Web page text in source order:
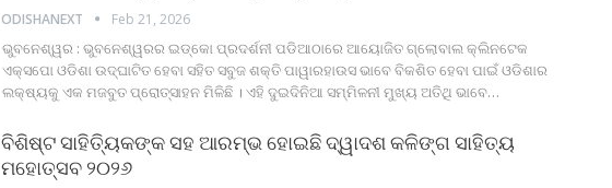
ODISHANEXT Feb 21, 2026
ଭୁବନେଶ୍ୱର : ଭୁବନେଶ୍ୱରର ଇଡ୍‌କୋ ପ୍ରଦର୍ଶନୀ ପଡିଆଠାରେ ଆୟୋଜିତ ଗ୍ଲୋବାଲ କ୍ଲିନଟେକ
ଏକ୍ସପୋ ଓଡିଶା ଉଦ୍‌ଘାଟିତ ହେବା ସହିତ ସବୁଜ ଶକ୍ତି ପାୱାରହାଉସ ଭାବେ ବିକଶିତ ହେବା ପାଇଁ ଓଡିଶାର
ଲକ୍ଷ୍ୟକୁ ଏକ ମଜବୁତ ପ୍ରୋତ୍ସାହନ ମିଳିଛି । ଏହି ଦୁଇଦିନିଆ ସମ୍ମିଳନୀ ମୁଖ୍ୟ ଅତିଥି ଭାବେ…
ବିଶିଷ୍ଟ ସାହିତ୍ୟିକଙ୍କ ସହ ଆରମ୍ଭ ହୋଇଛି ଦ୍ୱାଦଶ କଳିଙ୍ଗ ସାହିତ୍ୟ
ମହୋତ୍ସବ ୨୦୨୬